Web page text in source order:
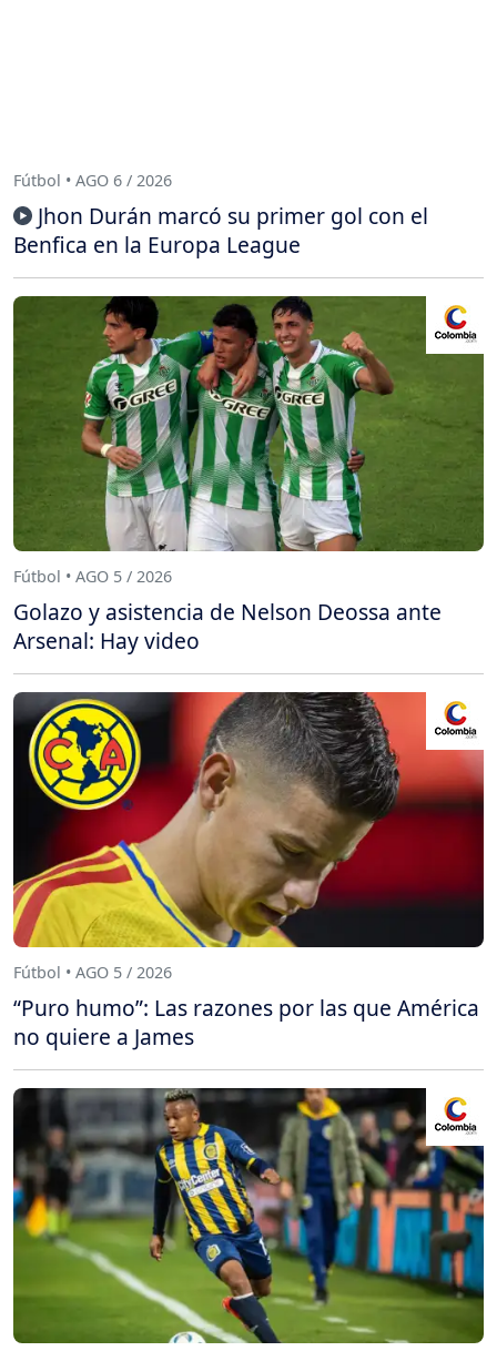
Fútbol • AGO 6 / 2026
Jhon Durán marcó su primer gol con el
Benfica en la Europa League
Fútbol • AGO 5 / 2026
Golazo y asistencia de Nelson Deossa ante
Arsenal: Hay video
Fútbol • AGO 5 / 2026
“Puro humo”: Las razones por las que América
no quiere a James